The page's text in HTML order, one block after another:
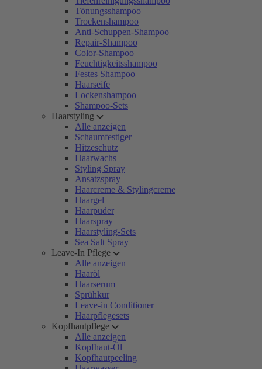
Tönungsshampoo
Trockenshampoo
Anti-Schuppen-Shampoo
Repair-Shampoo
Color-Shampoo
Feuchtigkeitsshampoo
Festes Shampoo
Haarseife
Lockenshampoo
Shampoo-Sets
Haarstyling
Alle anzeigen
Schaumfestiger
Hitzeschutz
Haarwachs
Styling Spray
Ansatzspray
Haarcreme & Stylingcreme
Haargel
Haarpuder
Haarspray
Haarstyling-Sets
Sea Salt Spray
Leave-In Pflege
Alle anzeigen
Haaröl
Haarserum
Sprühkur
Leave-in Conditioner
Haarpflegesets
Kopfhautpflege
Alle anzeigen
Kopfhaut-Öl
Kopfhautpeeling